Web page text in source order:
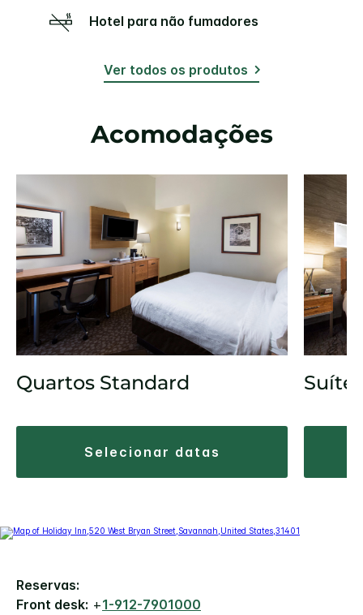
Hotel para não fumadores
Ver todos os produtos
Acomodações
Quartos Standard
selecionar datas
Suíte
Reservas:
Front desk: +1-912-7901000